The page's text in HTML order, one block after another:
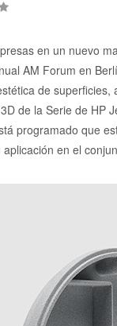
en un nuevo
AM Forum en
de
de la Serie de HP
programado que
en el